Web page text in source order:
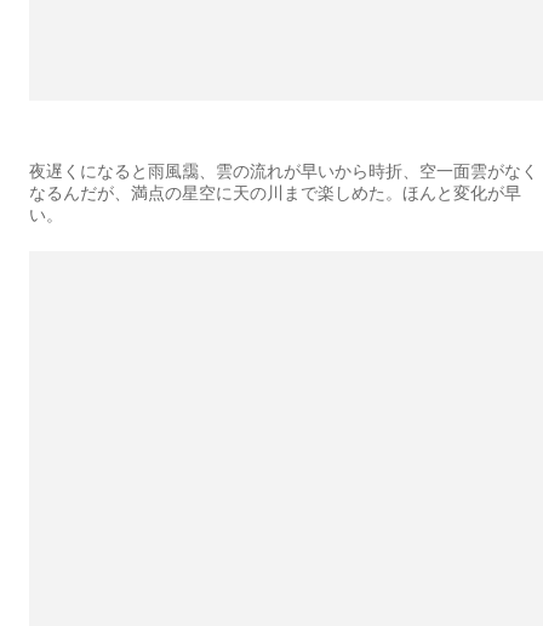
夜遅くになると雨風靄、雲の流れが早いから時折、空一面雲がなく
なるんだが、満点の星空に天の川まで楽しめた。ほんと変化が早
い。